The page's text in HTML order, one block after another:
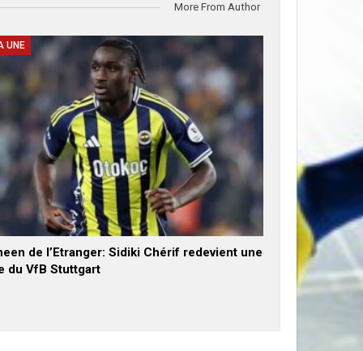
More From Author
UNE
de l’Etranger: Sidiki Chérif redevient une
du VfB Stuttgart